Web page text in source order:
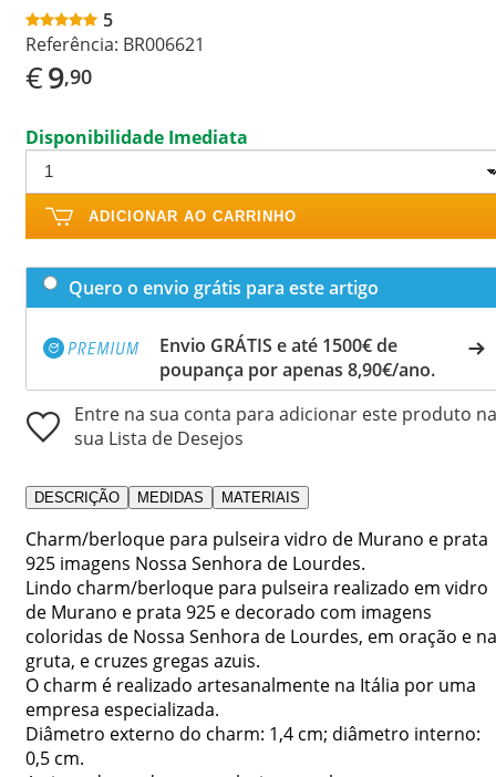
5
Referência: BR006621
€9,90
Disponibilidade Imediata
ADICIONAR AO CARRINHO
Quero o envio grátis para este artigo
Envio GRÁTIS e até 1500€ de
poupança por apenas 8,90€/ano.
Entre na sua conta para adicionar este produto na
sua Lista de Desejos
DESCRIÇÃO MEDIDAS MATERIAIS
Charm/berloque para pulseira vidro de Murano e prata
925 imagens Nossa Senhora de Lourdes.
Lindo charm/berloque para pulseira realizado em vidro
de Murano e prata 925 e decorado com imagens
coloridas de Nossa Senhora de Lourdes, em oração e na
gruta, e cruzes gregas azuis.
O charm é realizado artesanalmente na Itália por uma
empresa especializada.
Diâmetro externo do charm: 1,4 cm; diâmetro interno:
0,5 cm.